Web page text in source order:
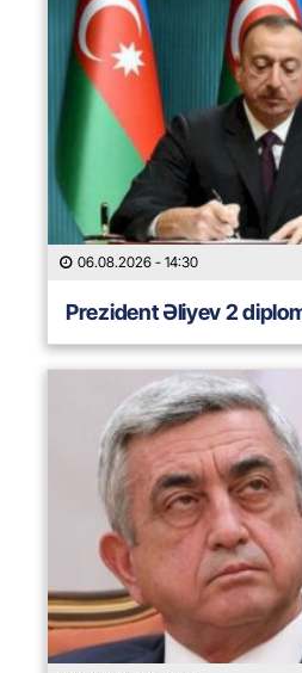
06.08.2026 - 14:30
Prezident Əliyev 2